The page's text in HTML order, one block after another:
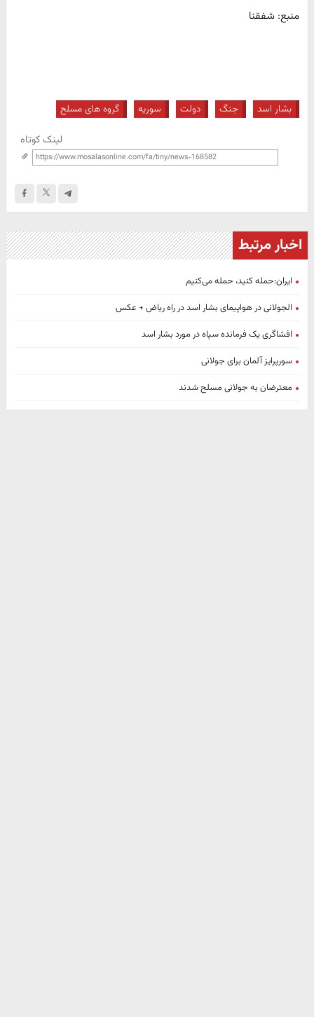
منبع: شفقنا
بشار اسد جنگ دولت سوریه گروه های مسلح
لینک کوتاه
اخبار مرتبط
ایران:حمله کنید، حمله می‌کنیم
الجولانی در هواپیمای بشار اسد در راه ریاض + عکس
افشاگری یک فرمانده سپاه در مورد بشار اسد
سورپرایز آلمان برای جولانی
معترضان به جولانی مسلح شدند